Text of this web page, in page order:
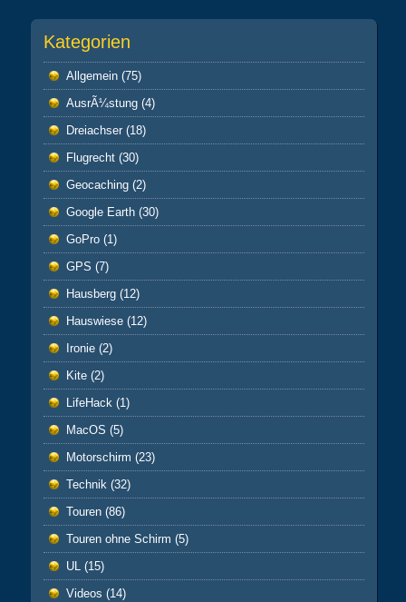
Kategorien
Allgemein(75)
AusrÃ¼stung(4)
Dreiachser(18)
Flugrecht(30)
Geocaching(2)
Google Earth(30)
GoPro(1)
GPS (7)
Hausberg(12)
Hauswiese(12)
Ironie(2)
Kite(2)
LifeHack(1)
MacOS (5)
Motorschirm (23)
Technik(32)
Touren(86)
Touren ohne Schirm (5)
UL(15)
Videos (14)